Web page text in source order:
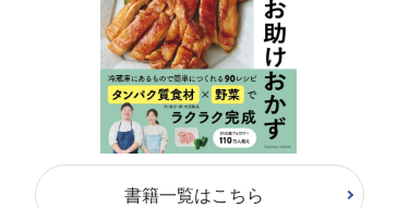
書籍一覧はこちら